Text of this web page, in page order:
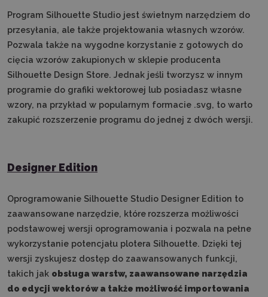
Program Silhouette Studio jest świetnym narzędziem do
przesyłania, ale także projektowania własnych wzorów.
Pozwala także na wygodne korzystanie z gotowych do
cięcia wzorów zakupionych w sklepie producenta
Silhouette Design Store. Jednak jeśli tworzysz w innym
programie do grafiki wektorowej lub posiadasz własne
wzory, na przykład w popularnym formacie .svg, to warto
zakupić rozszerzenie programu do jednej z dwóch wersji.
Designer Edition
Oprogramowanie Silhouette Studio Designer Edition to
zaawansowane narzędzie, które rozszerza możliwości
podstawowej wersji oprogramowania i pozwala na pełne
wykorzystanie potencjału plotera Silhouette. Dzięki tej
wersji zyskujesz dostęp do zaawansowanych funkcji,
takich jak obsługa warstw, zaawansowane narzędzia
do edycji wektorów a także możliwość importowania